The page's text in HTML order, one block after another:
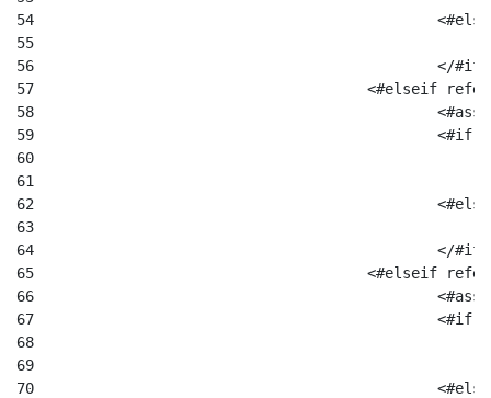
54
55
56
</
57
<#elseif
58
59
60
61
62
63
64
</
65
<#elseif
66
67
68
69
70